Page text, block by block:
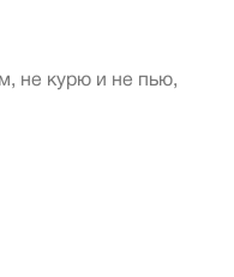
не курю и не пью,